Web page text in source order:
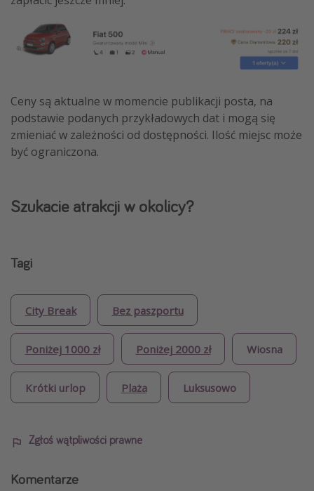
Ceny są aktualne w momencie publikacji posta, na
podstawie podanych przykładowych dat i mogą się
zmieniać w zależności od dostępności. Ilość miejsc może
być ograniczona.
Szukacie atrakcji w okolicy?
Tagi
City Break Bez paszportu
Poniżej 1000 zł Poniżej 2000 zł Wiosna
Krótki urlop Plaża Luksusowo
Zgłoś wątpliwości prawne
Komentarze